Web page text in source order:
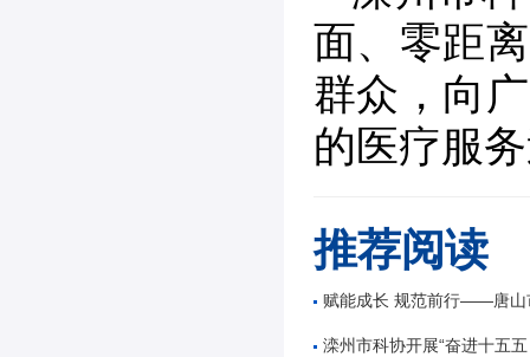
面、零距
群众，向
的医疗服
推荐阅读
赋能成长 规范前行——唐山市公路学会举办公路工
滦州市科协开展“奋进十五五 科技谱新篇”全国